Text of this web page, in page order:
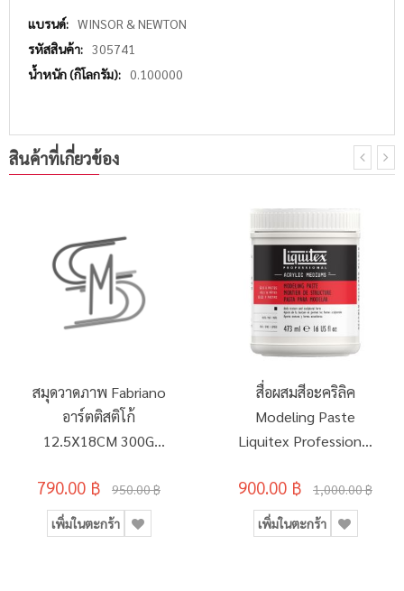
More
Information
WINSOR & NEWTON
305741
0.100000
สินค้าที่เกี่ยวข้อง
สมุดวาดภาพ Fabriano
อาร์ตติสติโก้
12.5X18CM 300G
790.00 ฿ 950.00 ฿
เพิ่มในตะกร้า
สื่อผสมสีอะคริลิค
Modeling Paste
Liquitex Professional
900.00 ฿ 1,000.00 ฿
เพิ่มในตะกร้า